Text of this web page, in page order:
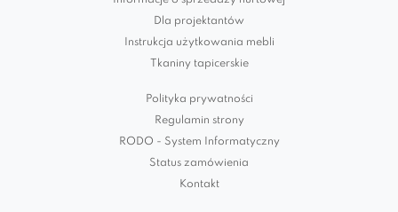
Dla projektantów
Instrukcja użytkowania mebli
Tkaniny tapicerskie
Polityka prywatności
Regulamin strony
RODO - System Informatyczny
Status zamówienia
Kontakt